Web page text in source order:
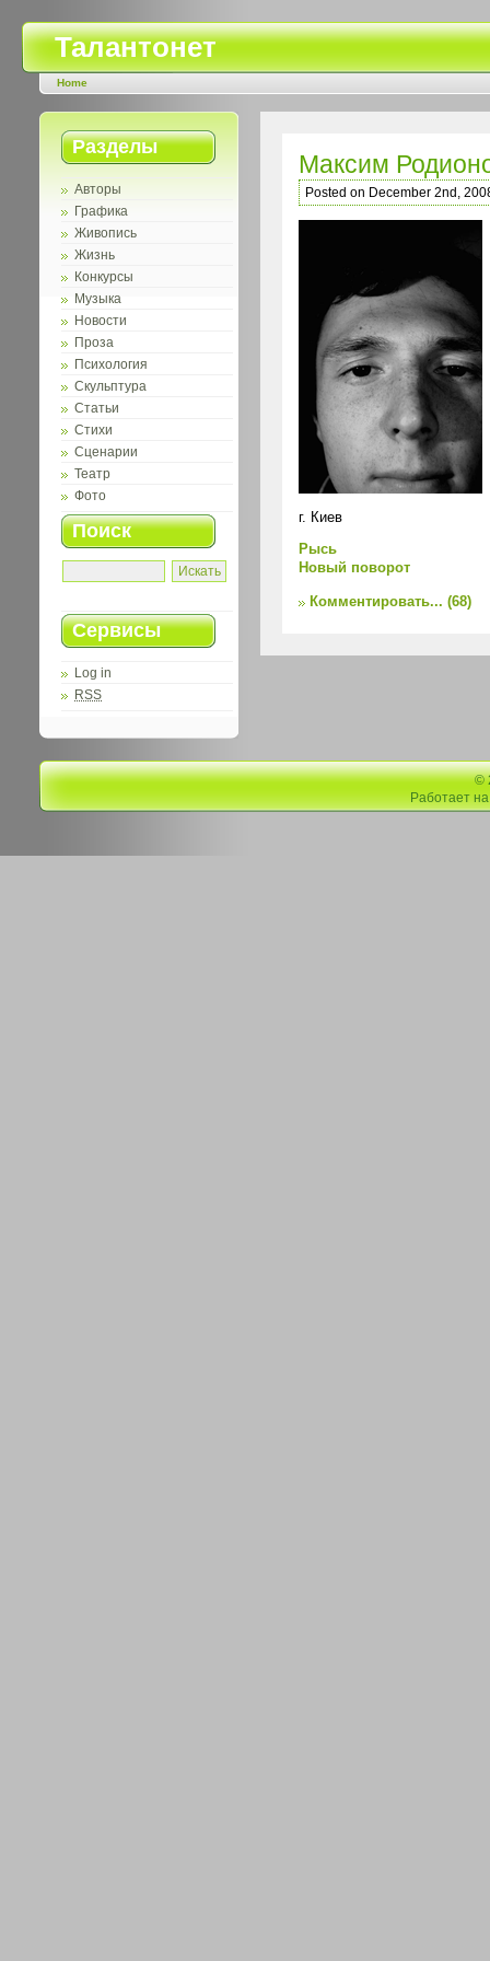
Талантонет
Home
Разделы
Авторы
Графика
Живопись
Жизнь
Конкурсы
Музыка
Новости
Проза
Психология
Скульптура
Статьи
Стихи
Сценарии
Театр
Фото
Поиск
Сервисы
Log in
RSS
Максим
Posted on December 2nd,
г. Киев
Рысь
Новый поворот
Комментировать... (68)
©
Работает